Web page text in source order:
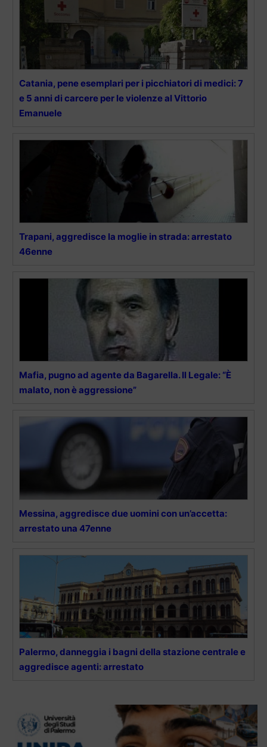
Catania, pene esemplari per i picchiatori di medici: 7
e 5 anni di carcere per le violenze al Vittorio
Emanuele
Trapani, aggredisce la moglie in strada: arrestato
46enne
Mafia, pugno ad agente da Bagarella. Il Legale: “È
malato, non è aggressione”
Messina, aggredisce due uomini con un’accetta:
arrestato una 47enne
Palermo, danneggia i bagni della stazione centrale e
aggredisce agenti: arrestato